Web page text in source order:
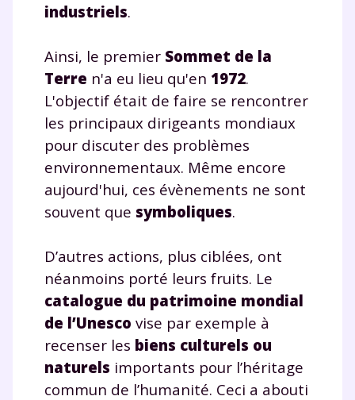
industriels.
Ainsi, le premier Sommet de la
Terre n'a eu lieu qu'en 1972.
L'objectif était de faire se rencontrer
les principaux dirigeants mondiaux
pour discuter des problèmes
environnementaux. Même encore
aujourd'hui, ces évènements ne sont
souvent que symboliques.
D’autres actions, plus ciblées, ont
néanmoins porté leurs fruits. Le
catalogue du patrimoine mondial
de l’Unesco vise par exemple à
recenser les biens culturels ou
naturels importants pour l’héritage
commun de l’humanité. Ceci a abouti
Envie de progresser
et de réussir votre